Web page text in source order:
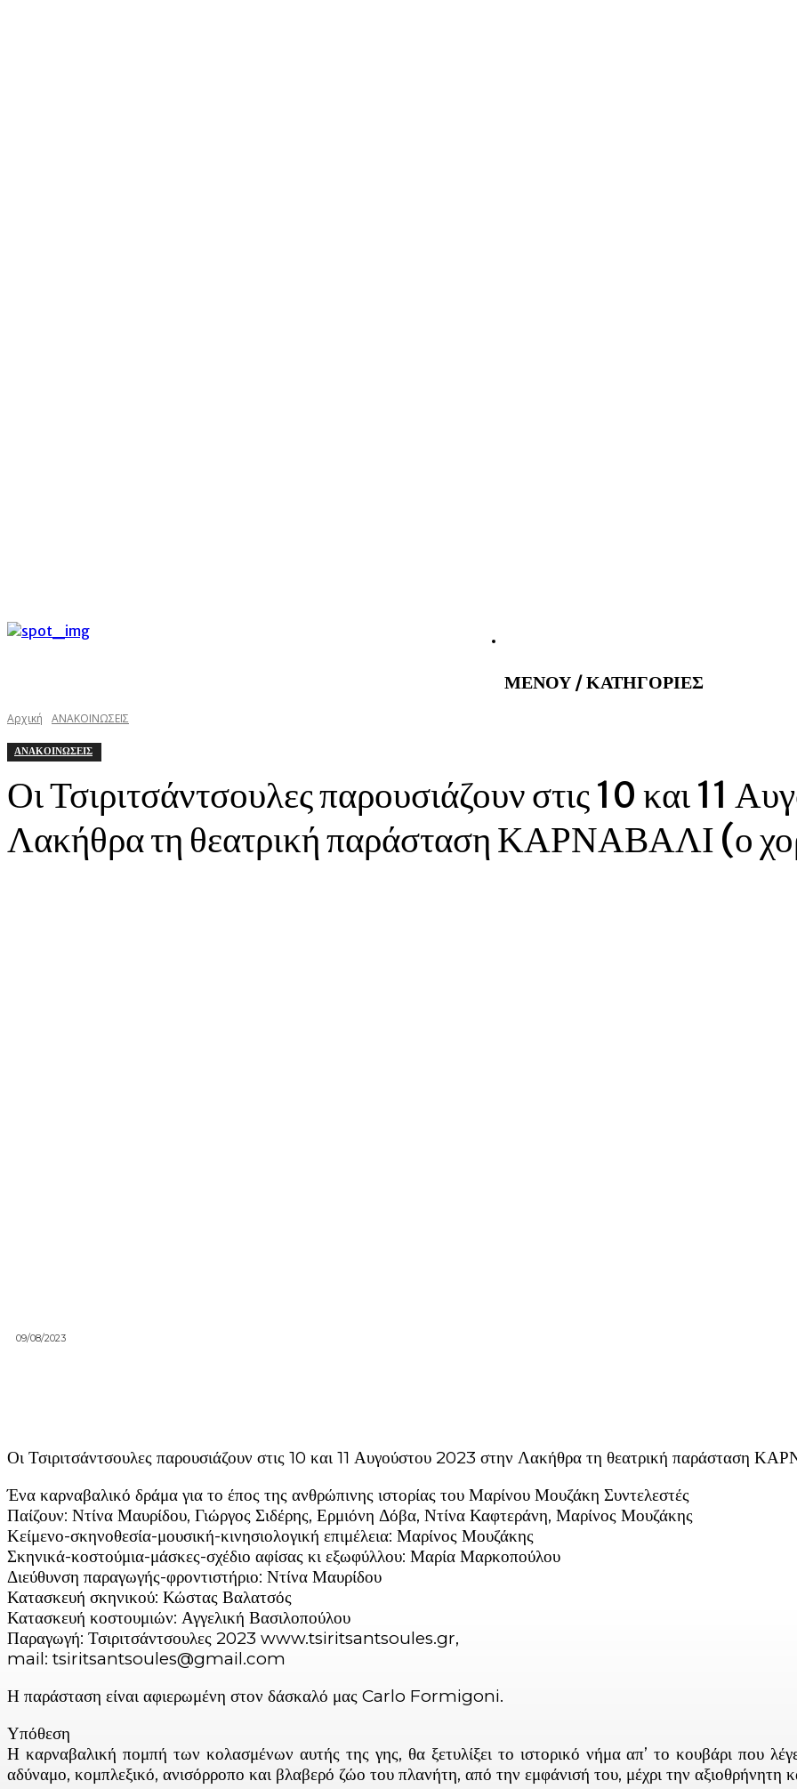
ΜΕΝΟΥ / ΚΑΤΗΓΟΡΙΕΣ
Αρχική ΑΝΑΚΟΙΝΩΣΕΙΣ
ΑΝΑΚΟΙΝΩΣΕΙΣ
Οι Τσιριτσάντσουλες παρουσιάζουν στις 10 και 11
Λακήθρα τη θεατρική παράσταση ΚΑΡΝΑΒΑΛΙ (ο
09/08/2023
Οι Τσιριτσάντσουλες παρουσιάζουν στις 10 και 11 Αυγούστου 2023 στην Λακήθρα τη θεατρική παράσταση
Ένα καρναβαλικό δράμα για το έπος της ανθρώπινης ιστορίας του Μαρίνου Μουζάκη Συντελεστές
Παίζουν: Ντίνα Μαυρίδου, Γιώργος Σιδέρης, Ερμιόνη Δόβα, Ντίνα Καφτεράνη, Μαρίνος Μουζάκης
Κείμενο-σκηνοθεσία-μουσική-κινησιολογική επιμέλεια: Μαρίνος Μουζάκης
Σκηνικά-κοστούμια-μάσκες-σχέδιο αφίσας κι εξωφύλλου: Μαρία Μαρκοπούλου
Διεύθυνση παραγωγής-φροντιστήριο: Ντίνα Μαυρίδου
Κατασκευή σκηνικού: Κώστας Βαλατσός
Κατασκευή κοστουμιών: Αγγελική Βασιλοπούλου
Παραγωγή: Τσιριτσάντσουλες 2023 www.tsiritsantsoules.gr,
mail: tsiritsantsoules@gmail.com
Η παράσταση είναι αφιερωμένη στον δάσκαλό μας Carlo Formigoni.
Υπόθεση
Η καρναβαλική πομπή των κολασμένων αυτής της γης, θα ξετυλίξει το ιστορικό νήμα απ’ το κουβάρι που
αδύναμο, κομπλεξικό, ανισόρροπο και βλαβερό ζώο του πλανήτη, από την εμφάνισή του, μέχρι την αξιοθρήνητη